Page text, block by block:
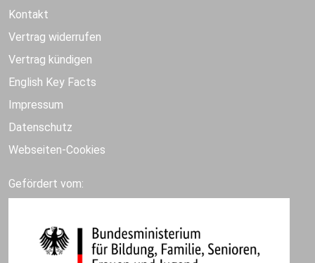
Kontakt
Vertrag widerrufen
Vertrag kündigen
English Key Facts
Impressum
Datenschutz
Webseiten-Cookies
Gefördert vom: